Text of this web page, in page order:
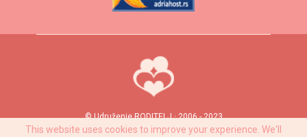
© Udruženje RODITELJ · 2006 - 2023
This website uses cookies to improve your experience. We'll